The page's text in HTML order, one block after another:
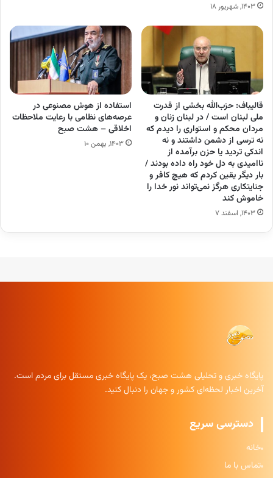
۱۴۰۳, شهریور ۱۸
قالیباف: حزب‌الله بخشی از قدرت
ملی لبنان است / در لبنان زنان و
مردان محکم و استواری را دیدم که
نه ترسی از دشمن داشتند و نه
اندکی تردید یا حزن برآمده از
ناامیدی به دل خود راه داده بودند /
بار دیگر یقین کردم که هیچ کافر و
جنایتکاری هرگز نمی‌تواند نور خدا را
خاموش کند
۱۴۰۳, اسفند ۷
استفاده از هوش مصنوعی در
عرصه‌های نظامی با رعایت ملاحظات
اخلاقی – هشت صبح
۱۴۰۳, بهمن ۱۰
پایگاه خبری و تحلیلی هشت صبح، یک پایگاه خبری مستقل برای مردم است.
آخرین اخبار لحظه‌ای کشور و جهان را دنبال کنید.
دسترسی سریع
خانه
تماس با ما